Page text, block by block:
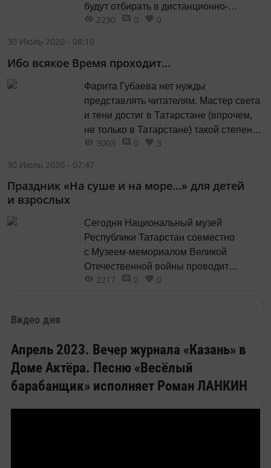
Видео дня
Апрель 2023. Вечер журнала «Казань» в
Доме Актёра. Песню «Весёлый
барабанщик» исполняет Роман ЛАНКИН
будут отбирать в дистанционно-
очном формате.
2230 0
0
30 Июль 2020 - 08:10
Ибо всякое Время проходит...
Фарита Губаева нет нужды
представлять читателям. Мастер света
и тени достиг в Татарстане (впрочем,
не только в Татарстане) такой степени
известности, что ему нет даже нужды
Достаточно просто написать: ФАРИТ
3003 0
3
30 Июль 2020 - 07:47
Праздник «На суше и на море…» для детей
и взрослых
Сегодня Национальный музей
Республики Татарстан совместно
с Музеем-мемориалом Великой
Отечественной войны проводит
акцию «На суше и на море…»,
2217 0 0